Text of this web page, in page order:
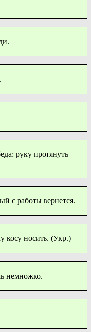
руку протянуть
с работы вернется.
косу носить. (Укр.)
немножко.